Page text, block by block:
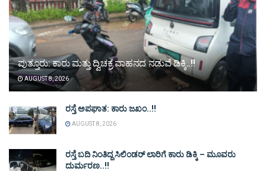
ಪುತ್ತೂರು: ಕಾರು ಮತ್ತು ದ್ವಿಚಕ್ರ ವಾಹನದ ನಡುವೆ ಡಿಕ್ಕಿ..!!
AUGUST 8, 2026
ರಸ್ತೆ ಅಪಘಾತ: ಕಾರು ಜಖಂ..!!
AUGUST 8, 2026
ರಸ್ತೆ ಬದಿ ನಿಂತಿದ್ದ ಸಿಲಿಂಡರ್ ಲಾರಿಗೆ ಕಾರು ಡಿಕ್ಕಿ – ಮೂವರು
ದುರ್ಮರಣ..!!